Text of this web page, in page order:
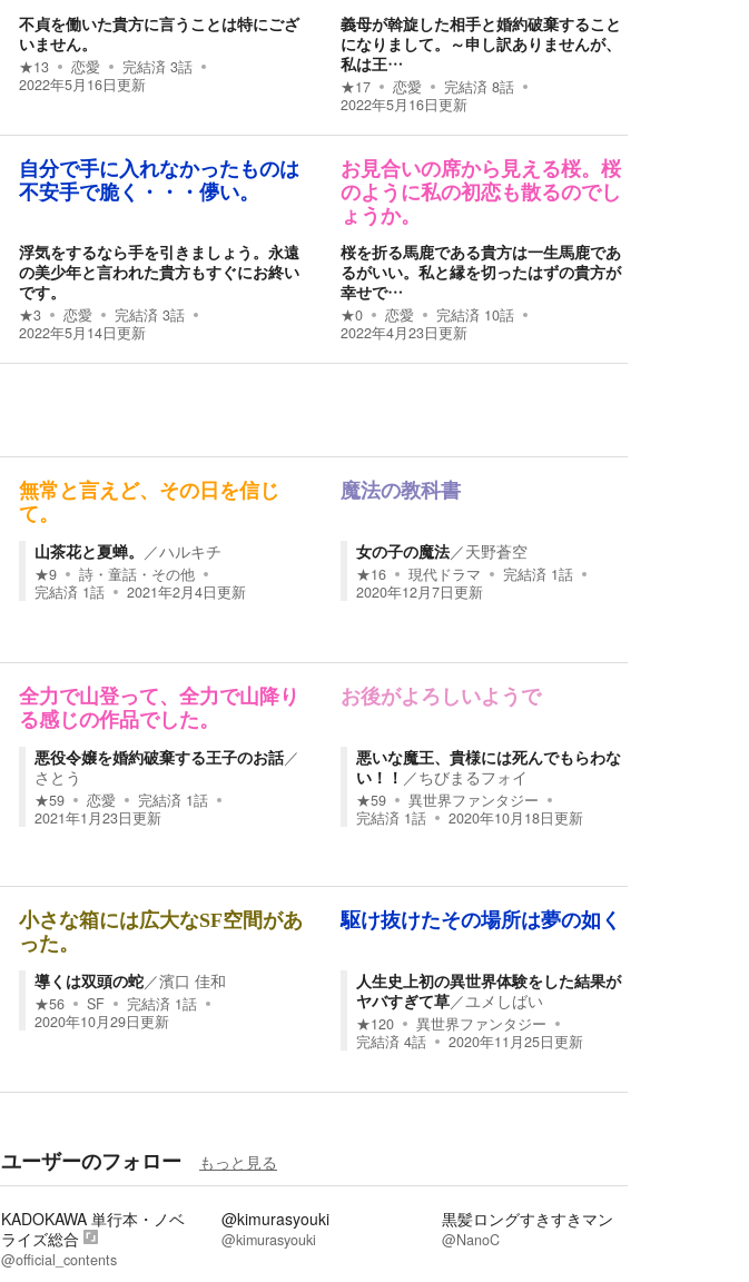
不貞を働いた貴方に言うことは特にござ
いません。
★13 恋愛 完結済 3話
2022年5月16日更新
義母が斡旋した相手と婚約破棄すること
になりまして。～申し訳ありませんが、
私は王…
★17 恋愛 完結済 8話
2022年5月16日更新
自分で手に入れなかったものは
不安手で脆く・・・儚い。
浮気をするなら手を引きましょう。永遠
の美少年と言われた貴方もすぐにお終い
です。
★3 恋愛 完結済 3話
2022年5月14日更新
お見合いの席から見える桜。桜
のように私の初恋も散るのでし
ょうか。
桜を折る馬鹿である貴方は一生馬鹿であ
るがいい。私と縁を切ったはずの貴方が
幸せで…
★0 恋愛 完結済 10話
2022年4月23日更新
無常と言えど、その日を信じ
て。
山茶花と夏蝉。 ／ハルキチ
★9
詩・童話・その他
完結済 1話 2021年2月4日更新
魔法の教科書
女の子の魔法／天野蒼空
★16 現代ドラマ 完結済 1話
2020年12月7日更新
全力で山登って、全力で山降り
る感じの作品でした。
悪役令嬢を婚約破棄する王子のお話／
さとう
★59 恋愛 完結済 1話
2021年1月23日更新
お後がよろしいようで
悪いな魔王、貴様には死んでもらわな
い！！ ／ちびまるフォイ
★59
異世界ファンタジー
完結済 1話 2020年10月18日更新
小さな箱には広大なSF空間があ
った。
導くは双頭の蛇／濱口 佳和
★56 SF 完結済 1話
2020年10月29日更新
駆け抜けたその場所は夢の如く
人生史上初の異世界体験をした結果が
ヤバすぎて草／ユメしばい
★120
異世界ファンタジー
完結済 4話 2020年11月25日更新
ユーザーのフォロー もっと見る
KADOKAWA 単行本・ノベ
ライズ総合
@official_contents
@kimurasyouki
@kimurasyouki
黒髪ロングすきすきマン
@NanoC